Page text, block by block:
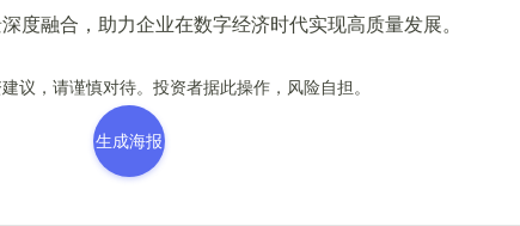
度融合，助力企业在数字经济时代实现高质量发展。
，请谨慎对待。投资者据此操作，风险自担。
生成海报